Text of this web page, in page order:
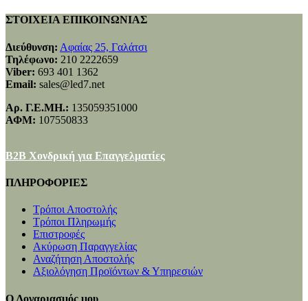
ΣΤΟΙΧΕΙΑ ΕΠΙΚΟΙΝΩΝΙΑΣ
Διεύθυνση: Αφαίας 25, Γαλάτσι
Τηλέφωνο: 210 2222659
Viber: 693 401 1362
Email: sales@led7.net
Αρ. Γ.Ε.ΜΗ.: 135059351000
ΑΦΜ: 107550833
B2B Χονδρική για Επαγγελματίες
ΠΛΗΡΟΦΟΡΙΕΣ
Τρόποι Αποστολής
Τρόποι Πληρωμής
Επιστροφές
Ακύρωση Παραγγελίας
Αναζήτηση Αποστολής
Αξιολόγηση Προϊόντων & Υπηρεσιών
Ο Λογαριασμός μου